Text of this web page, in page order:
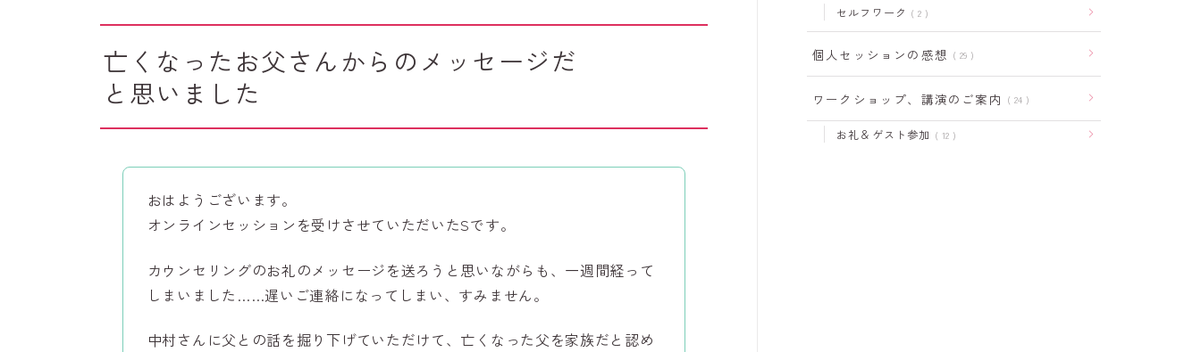
亡くなったお父さんからのメッセージだ
と思いました
おはようございます。
オンラインセッションを受けさせていただいたSです。
カウンセリングのお礼のメッセージを送ろうと思いながらも、一週間経って
しまいました……遅いご連絡になってしまい、すみません。
中村さんに父との話を掘り下げていただけて、亡くなった父を家族だと認め
セルフワーク 2
個人セッションの感想 29
ワークショップ、講演のご案内 24
お礼＆ゲスト参加 12